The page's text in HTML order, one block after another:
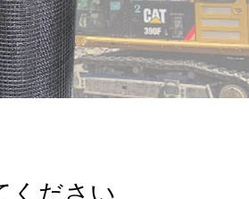
ください